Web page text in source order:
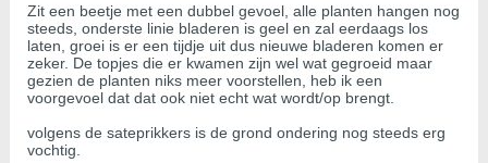
Zit een beetje met een dubbel gevoel, alle planten hangen nog
steeds, onderste linie bladeren is geel en zal eerdaags los
laten, groei is er een tijdje uit dus nieuwe bladeren komen er
zeker. De topjes die er kwamen zijn wel wat gegroeid maar
gezien de planten niks meer voorstellen, heb ik een
voorgevoel dat dat ook niet echt wat wordt/op brengt.
volgens de sateprikkers is de grond ondering nog steeds erg
vochtig.